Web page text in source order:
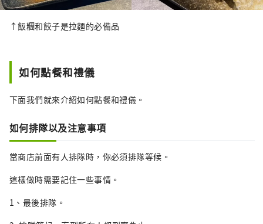
↑飯糰和餃子是拉麵的必備品
如何點餐和禮儀
下面我們就來介紹如何點餐和禮儀。
如何排隊以及注意事項
當商店前面有人排隊時，你必須排隊等候。
這樣做時需要記住一些事情。
1、最後排隊。